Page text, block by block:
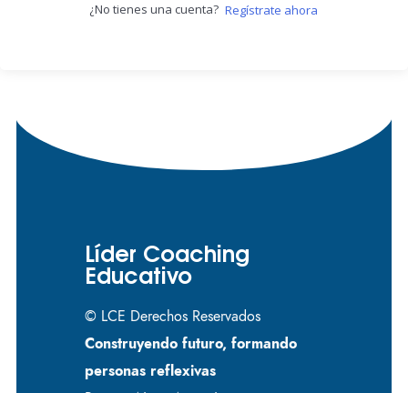
¿No tienes una cuenta? Regístrate ahora
Líder Coaching
Educativo
© LCE Derechos Reservados
Construyendo futuro, formando
personas reflexivas